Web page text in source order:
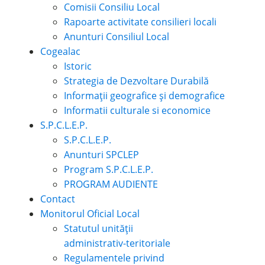
Comisii Consiliu Local
Rapoarte activitate consilieri locali
Anunturi Consiliul Local
Cogealac
Istoric
Strategia de Dezvoltare Durabilă
Informații geografice și demografice
Informatii culturale si economice
S.P.C.L.E.P.
S.P.C.L.E.P.
Anunturi SPCLEP
Program S.P.C.L.E.P.
PROGRAM AUDIENTE
Contact
Monitorul Oficial Local
Statutul unității
administrativ-teritoriale
Regulamentele privind